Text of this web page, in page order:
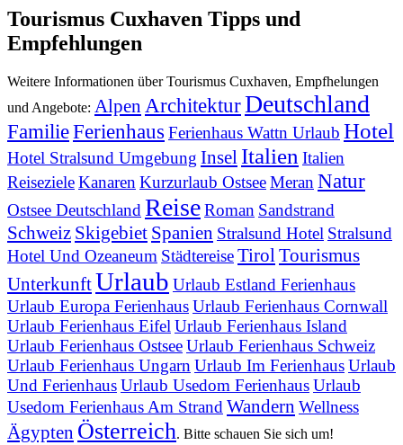
Tourismus Cuxhaven Tipps und
Empfehlungen
Weitere Informationen über Tourismus Cuxhaven, Empfhelungen
und Angebote: Alpen ArchitekturDeutschland
FamilieFerienhaus Ferienhaus Wattn Urlaub Hotel
Hotel Stralsund Umgebung Insel Italien Italien
ReisezieleKanaren Kurzurlaub OstseeMeran Natur
Ostsee Deutschland ReiseRoman Sandstrand
Schweiz Skigebiet Spanien Stralsund Hotel Stralsund
Hotel Und Ozeaneum StädtereiseTirolTourismus
UnterkunftUrlaub Urlaub Estland Ferienhaus
Urlaub Europa FerienhausUrlaub Ferienhaus Cornwall
Urlaub Ferienhaus Eifel Urlaub Ferienhaus Island
Urlaub Ferienhaus OstseeUrlaub Ferienhaus Schweiz
Urlaub Ferienhaus Ungarn Urlaub Im FerienhausUrlaub
Und FerienhausUrlaub Usedom FerienhausUrlaub
Usedom Ferienhaus Am Strand Wandern Wellness
Ägypten Österreich. Bitte schauen Sie sich um!